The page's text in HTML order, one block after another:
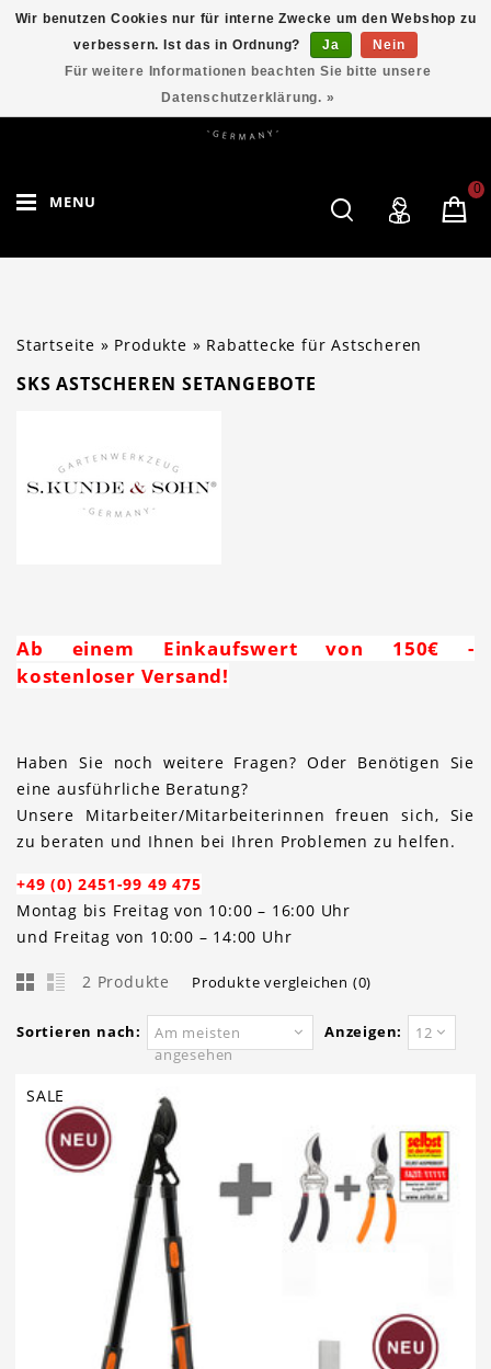
MENU
0
Startseite » Produkte » Rabattecke für Astscheren
SKS ASTSCHEREN SETANGEBOTE
Ab einem Einkaufswert von 150€ -
kostenloser Versand!
Haben Sie noch weitere Fragen? Oder Benötigen Sie
eine ausführliche Beratung?
Unsere Mitarbeiter/Mitarbeiterinnen freuen sich, Sie
zu beraten und Ihnen bei Ihren Problemen zu helfen.
+49 (0) 2451-99 49 475
Montag bis Freitag von 10:00 – 16:00 Uhr
und Freitag von 10:00 – 14:00 Uhr
2 Produkte Produkte vergleichen (0)
Sortieren nach:
Am meisten
angesehen
Anzeigen: 12
SALE
Wir benutzen Cookies nur für interne Zwecke um den Webshop zu
verbessern. Ist das in Ordnung?
Ja
Nein
Für weitere Informationen beachten Sie bitte unsere
Datenschutzerklärung. »